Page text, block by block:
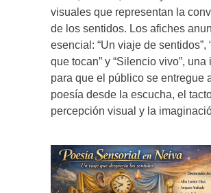
visuales que representan la
de los sentidos. Los afiches
esencial: “Un viaje de sentidos”,
que tocan” y “Silencio vivo”, una
para que el público se entregue
poesía desde la escucha, el
percepción visual y la